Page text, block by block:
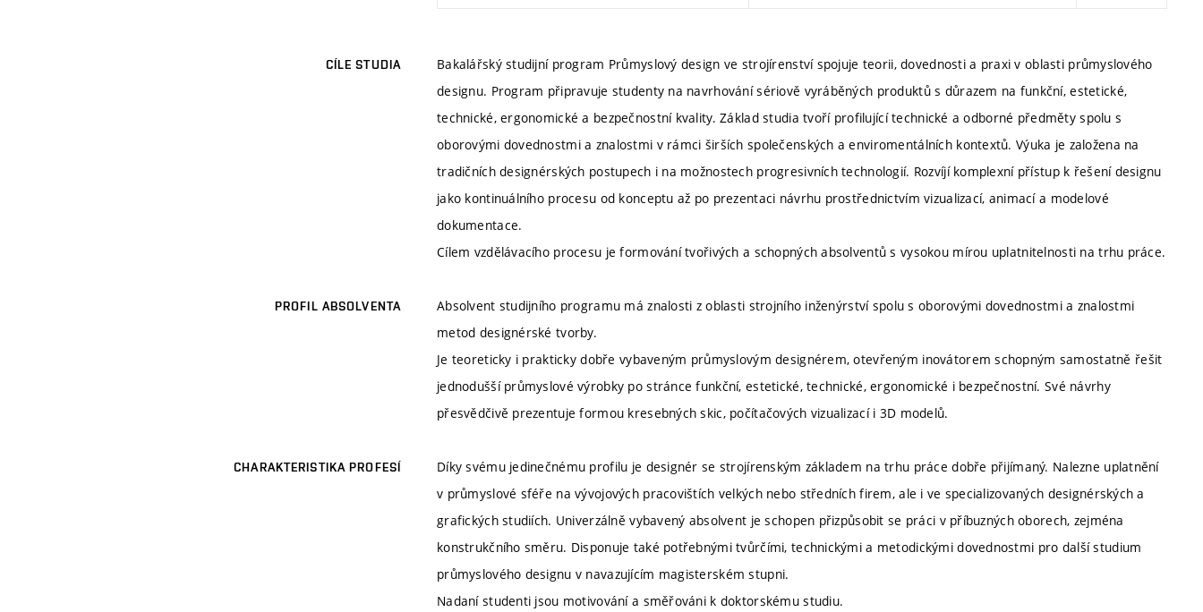
CÍLE STUDIA
Bakalářský studijní program Průmyslový design ve strojírenství spojuje teorii, dovednosti a praxi v oblasti průmyslového
designu. Program připravuje studenty na navrhování sériově vyráběných produktů s důrazem na funkční, estetické,
technické, ergonomické a bezpečnostní kvality. Základ studia tvoří profilující technické a odborné předměty spolu s
oborovými dovednostmi a znalostmi v rámci širších společenských a enviromentálních kontextů. Výuka je založena na
tradičních designérských postupech i na možnostech progresivních technologií. Rozvíjí komplexní přístup k řešení designu
jako kontinuálního procesu od konceptu až po prezentaci návrhu prostřednictvím vizualizací, animací a modelové
dokumentace.
Cílem vzdělávacího procesu je formování tvořivých a schopných absolventů s vysokou mírou uplatnitelnosti na trhu práce.
PROFIL ABSOLVENTA
Absolvent studijního programu má znalosti z oblasti strojního inženýrství spolu s oborovými dovednostmi a znalostmi
metod designérské tvorby.
Je teoreticky i prakticky dobře vybaveným průmyslovým designérem, otevřeným inovátorem schopným samostatně řešit
jednodušší průmyslové výrobky po stránce funkční, estetické, technické, ergonomické i bezpečnostní. Své návrhy
přesvědčivě prezentuje formou kresebných skic, počítačových vizualizací i 3D modelů.
CHARAKTERISTIKA PROFESÍ
Díky svému jedinečnému profilu je designér se strojírenským základem na trhu práce dobře přijímaný. Nalezne uplatnění
v průmyslové sféře na vývojových pracovištích velkých nebo středních firem, ale i ve specializovaných designérských a
grafických studiích. Univerzálně vybavený absolvent je schopen přizpůsobit se práci v příbuzných oborech, zejména
konstrukčního směru. Disponuje také potřebnými tvůrčími, technickými a metodickými dovednostmi pro další studium
průmyslového designu v navazujícím magisterském stupni.
Nadaní studenti jsou motivování a směřováni k doktorskému studiu.